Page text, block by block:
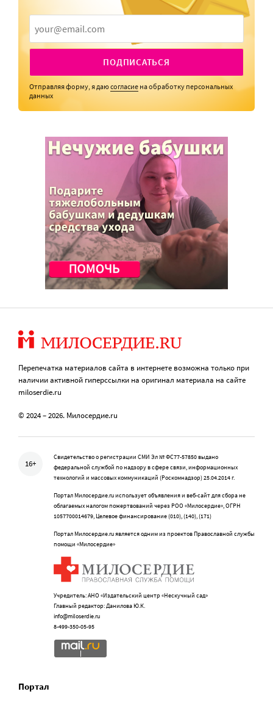
ПОДПИСАТЬСЯ
Отправляя форму, я даюсогласие на обработку персональных
данных
Перепечатка материалов сайта в интернете возможна только при
наличии активной гиперссылки на оригинал материала на сайте
miloserdie.ru
© 2024 – 2026. Милосердие.ru
16+
Свидетельство о регистрации СМИ Эл № ФС77-57850 выдано
федеральной службой по надзору в сфере связи, информационных
технологий и массовых коммуникаций (Роскомнадзор) 25.04.2014 г.
Портал Милосердие.ru использует объявления и веб-сайт для сбора не
облагаемых налогом пожертвований через РОО «Милосердие», ОГРН
1057700014679, Целевое финансирование (010), (140), (171)
Портал Милосердие.ru является одним из проектов Православной службы
помощи «Милосердие»
Учредитель: АНО «Издательский центр «Нескучный сад»
Главный редактор: Данилова Ю.К.
info@miloserdie.ru
8-499-350-05-95
Портал